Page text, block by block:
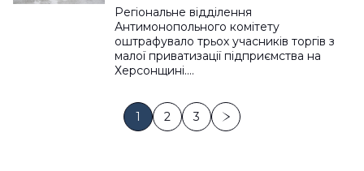
Регіональне відділення
Антимонопольного комітету
оштрафувало трьох учасників торгів з
малої приватизації підприємства на
Херсонщині.…
1 2 3